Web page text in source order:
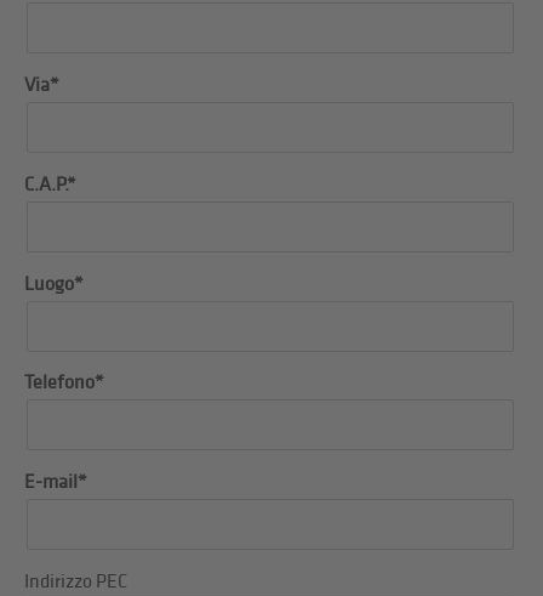
Via*
C.A.P.*
Luogo*
Telefono*
E-mail*
Indirizzo PEC